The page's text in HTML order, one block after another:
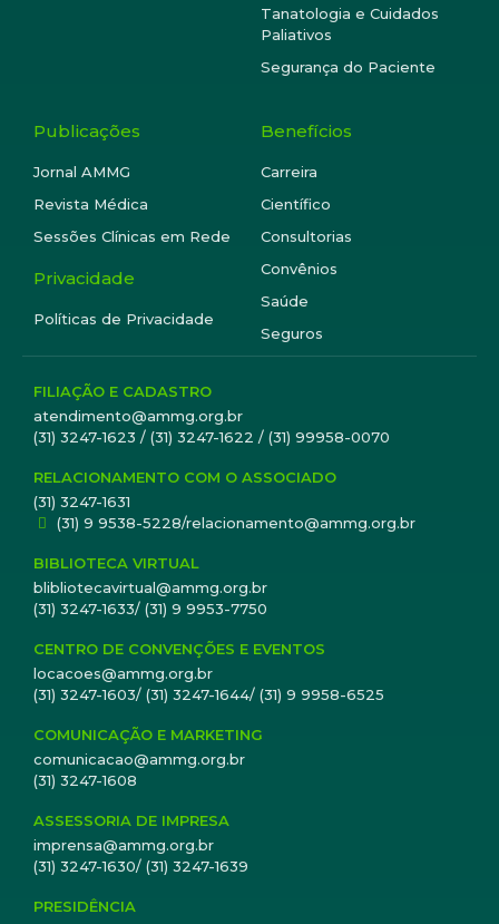
Tanatologia e Cuidados
Paliativos
Segurança do Paciente
Publicações
Jornal AMMG
Revista Médica
Sessões Clínicas em Rede
Privacidade
Políticas de Privacidade
Benefícios
Carreira
Científico
Consultorias
Convênios
Saúde
Seguros
FILIAÇÃO E CADASTRO
atendimento@ammg.org.br
(31) 3247-1623 / (31) 3247-1622 / (31) 99958-0070
RELACIONAMENTO COM O ASSOCIADO
(31) 3247-1631
(31) 9 9538-5228/relacionamento@ammg.org.br
BIBLIOTECA VIRTUAL
blibliotecavirtual@ammg.org.br
(31) 3247-1633/ (31) 9 9953-7750
CENTRO DE CONVENÇÕES E EVENTOS
locacoes@ammg.org.br
(31) 3247-1603/ (31) 3247-1644/ (31) 9 9958-6525
COMUNICAÇÃO E MARKETING
comunicacao@ammg.org.br
(31) 3247-1608
ASSESSORIA DE IMPRESA
imprensa@ammg.org.br
(31) 3247-1630/ (31) 3247-1639
PRESIDÊNCIA